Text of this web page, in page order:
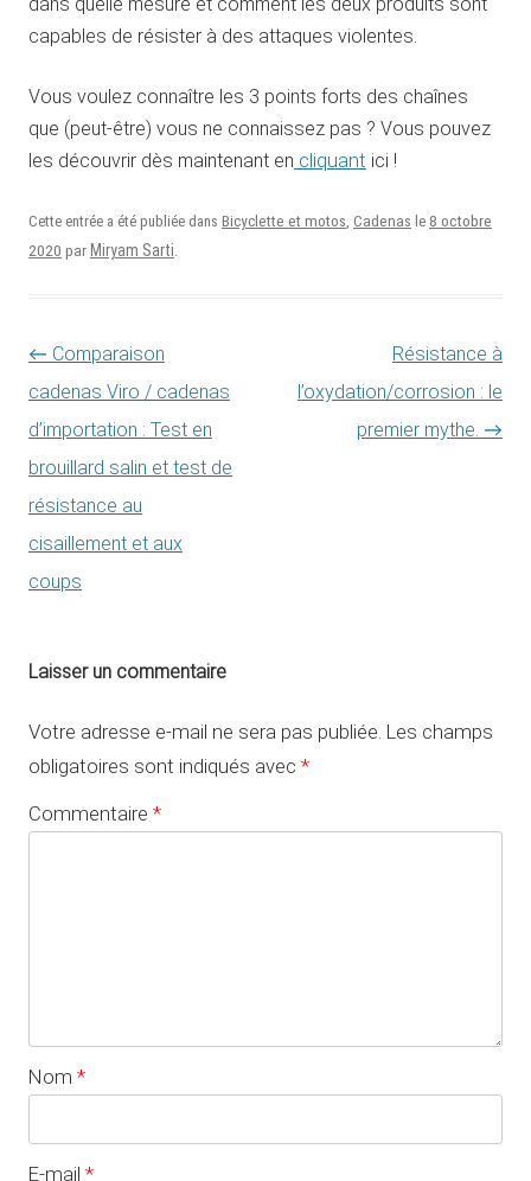
capables de résister à des attaques violentes.
Vous voulez connaître les 3 points forts des chaînes
que (peut-être) vous ne connaissez pas ? Vous pouvez
les découvrir dès maintenant en cliquant ici !
Cette entrée a été publiée dans Bicyclette et motos, Cadenas le 8 octobre
2020 par Miryam Sarti.
Navigation des articles
← Comparaison
cadenas Viro / cadenas
d’importation : Test en
brouillard salin et test de
résistance au
cisaillement et aux
coups
Résistance à
l’oxydation/corrosion : le
premier mythe. →
Laisser un commentaire
Votre adresse e-mail ne sera pas publiée. Les champs
obligatoires sont indiqués avec *
Commentaire *
Nom *
E-mail *